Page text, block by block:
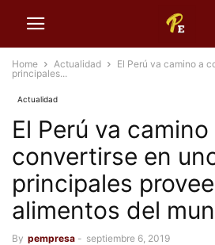
Home Actualidad
El Perú va camino a
principales...
Actualidad
El Perú va camino
convertirse en
principales
alimentos del
By pempresa - septiembre 6, 2019